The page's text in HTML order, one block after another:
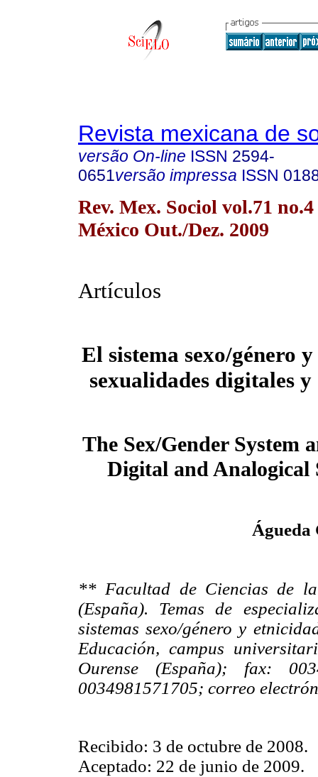
Revista mexicana de
versão On-line ISSN 2594-
0651versão impressa ISSN
Rev. Mex. Sociol vol.71
México Out./Dez. 2009
Artículos
El sistema sexo/género
sexualidades digitales
The Sex/Gender System
Digital and Analogical
Águeda
** Facultad de Ciencias de
(España). Temas de
sistemas sexo/género y
Educación, campus
Ourense (España); fax:
0034981571705; correo
Recibido: 3 de octubre de 2008.
Aceptado: 22 de junio de 2009.